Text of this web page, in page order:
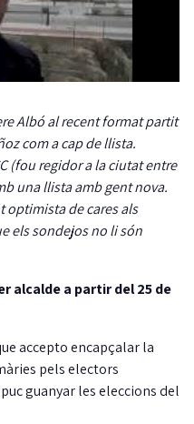
Albó al recent format partit
com a cap de llista.
(fou regidor a la ciutat entre
una llista amb gent nova.
optimista de cares als
els sondejos no li són
alcalde a partir del 25 de
accepto encapçalar la
pels electors
guanyar les eleccions del